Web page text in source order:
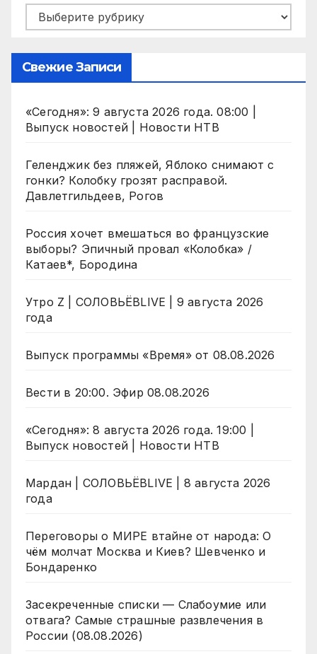
Рубрики
Свежие Записи
«Сегодня»: 9 августа 2026 года. 08:00 |
Выпуск новостей | Новости НТВ
Геленджик без пляжей, Яблоко снимают с
гонки? Колобку грозят расправой.
Давлетгильдеев, Рогов
Россия хочет вмешаться во французские
выборы? Эпичный провал «Колобка» /
Катаев*, Бородина
Утро Z | СОЛОВЬЁВLIVE | 9 августа 2026
года
Выпуск программы «Время» от 08.08.2026
Вести в 20:00. Эфир 08.08.2026
«Сегодня»: 8 августа 2026 года. 19:00 |
Выпуск новостей | Новости НТВ
Мардан | СОЛОВЬЁВLIVE | 8 августа 2026
года
Переговоры о МИРЕ втайне от народа: О
чём молчат Москва и Киев? Шевченко и
Бондаренко
Засекреченные списки — Слабоумие или
отвага? Самые страшные развлечения в
России (08.08.2026)